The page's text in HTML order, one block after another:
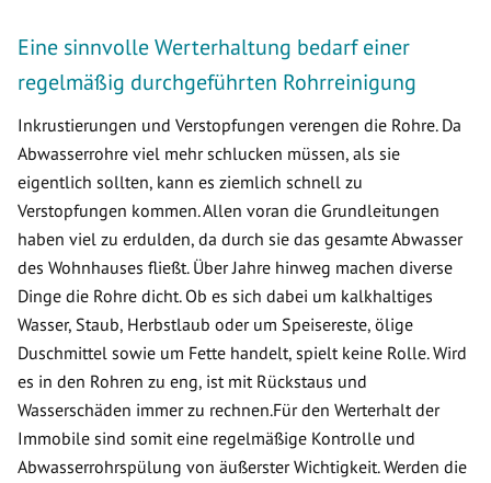
Eine sinnvolle Werterhaltung bedarf einer
regelmäßig durchgeführten Rohrreinigung
Inkrustierungen und Verstopfungen verengen die Rohre. Da
Abwasserrohre viel mehr schlucken müssen, als sie
eigentlich sollten, kann es ziemlich schnell zu
Verstopfungen kommen. Allen voran die Grundleitungen
haben viel zu erdulden, da durch sie das gesamte Abwasser
des Wohnhauses fließt. Über Jahre hinweg machen diverse
Dinge die Rohre dicht. Ob es sich dabei um kalkhaltiges
Wasser, Staub, Herbstlaub oder um Speisereste, ölige
Duschmittel sowie um Fette handelt, spielt keine Rolle. Wird
es in den Rohren zu eng, ist mit Rückstaus und
Wasserschäden immer zu rechnen.Für den Werterhalt der
Immobile sind somit eine regelmäßige Kontrolle und
Abwasserrohrspülung von äußerster Wichtigkeit. Werden die